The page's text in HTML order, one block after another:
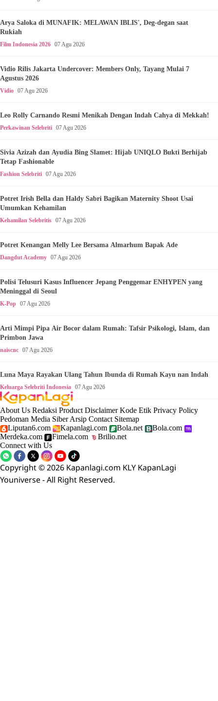
Arya Saloka di MUNAFIK: MELAWAN IBLIS', Deg-degan saat
Rukiah
Film Indonesia 2026 07 Agu 2026
Vidio Rilis Jakarta Undercover: Members Only, Tayang Mulai 7
Agustus 2026
Vidio 07 Agu 2026
Leo Rolly Carnando Resmi Menikah Dengan Indah Cahya di Mekkah!
Perkawinan Selebriti 07 Agu 2026
Sivia Azizah dan Ayudia Bing Slamet: Hijab UNIQLO Bukti Berhijab
Tetap Fashionable
Fashion Selebriti 07 Agu 2026
Potret Irish Bella dan Haldy Sabri Bagikan Maternity Shoot Usai
Umumkan Kehamilan
Kehamilan Selebritis 07 Agu 2026
Potret Kenangan Melly Lee Bersama Almarhum Bapak Ade
Dangdut Academy 07 Agu 2026
Polisi Telusuri Kasus Influencer Jepang Penggemar ENHYPEN yang
Meninggal di Seoul
K-Pop 07 Agu 2026
Arti Mimpi Pipa Air Bocor dalam Rumah: Tafsir Psikologi, Islam, dan
Primbon Jawa
naiscnc 07 Agu 2026
Luna Maya Rayakan Ulang Tahun Ibunda di Rumah Kayu nan Indah
Keluarga Selebriti Indonesia 07 Agu 2026
About Us Redaksi Product Disclaimer Kode Etik Privacy Policy
Pedoman Media Siber Arsip Contact Sitemap
Liputan6.com
Kapanlagi.com Bola.net
Bola.com
Merdeka.com
Fimela.com
Brilio.net
Connect with Us
Copyright © 2026 Kapanlagi.com KLY KapanLagi
Youniverse - All Right Reserved.